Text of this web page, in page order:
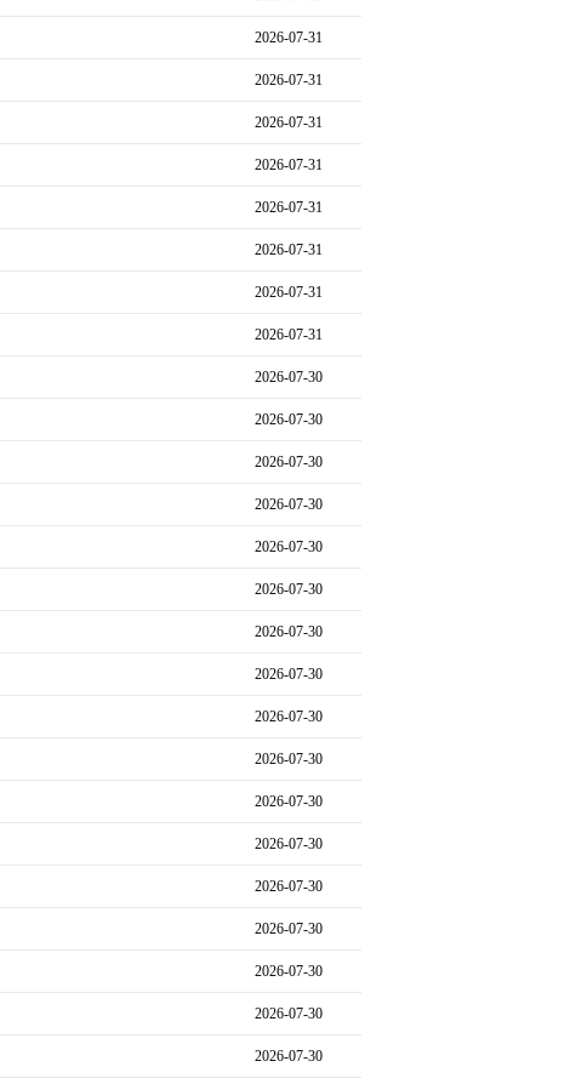
2026-07-31
2026-07-31
2026-07-31
2026-07-31
2026-07-31
2026-07-31
2026-07-31
2026-07-31
2026-07-30
2026-07-30
2026-07-30
2026-07-30
2026-07-30
2026-07-30
2026-07-30
2026-07-30
2026-07-30
2026-07-30
2026-07-30
2026-07-30
2026-07-30
2026-07-30
2026-07-30
2026-07-30
2026-07-30